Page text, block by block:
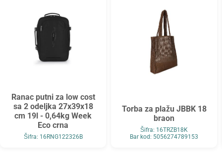
Ranac putni za low cost
sa 2 odeljka 27x39x18
cm 19l - 0,64kg Week
Eco crna
Šifra: 16RNG122326B
Torba za plažu JBBK 18
braon
Šifra: 16TRZB18K
Bar kod: 5056274789153